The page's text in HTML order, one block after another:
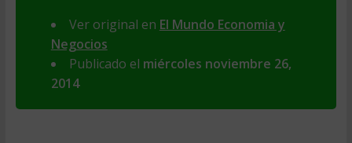
Ver original en El Mundo Economia y
Negocios
Publicado el miércoles noviembre 26,
2014